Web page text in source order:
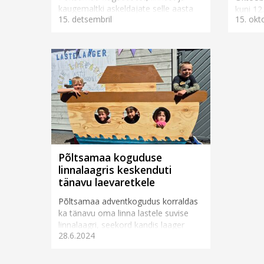
kaugemaltki askeldajate selle aasta
hooaja lõpetamiseks Põltsamaa
15. detsembril
kuni
15.
Põltsamaa koguduse
linnalaagris keskenduti
tänavu laevaretkele
Põltsamaa adventkogudus korraldas
ka tänavu oma linna lastele suvise
linnalaagri, seekord kandis laager
pealkirja „Meie laevaretk“ ning see
28.6.2024